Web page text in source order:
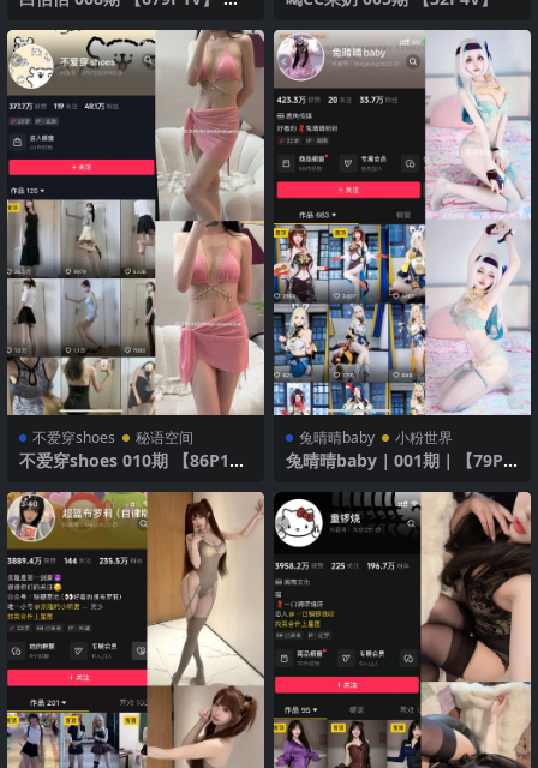
不爱穿shoes 秘语空间
不爱穿shoes 010期 【86P1
兔晴晴baby 小粉世界
兔晴晴baby｜001期｜【79P1